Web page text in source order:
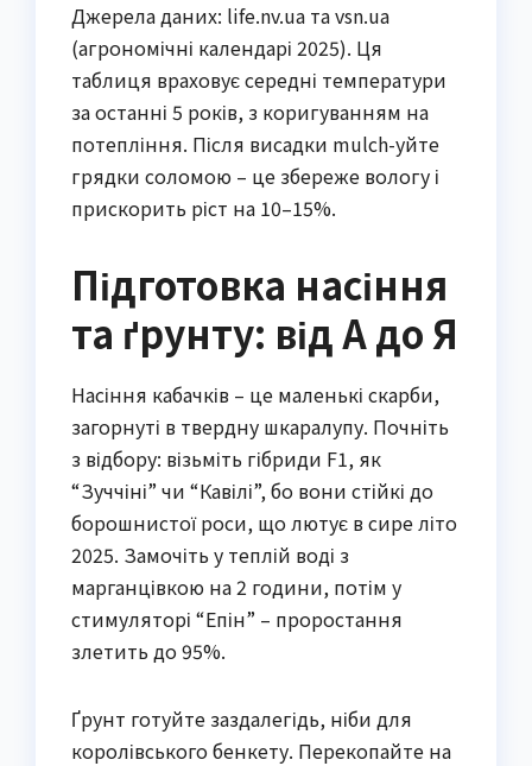
Джерела даних: life.nv.ua та vsn.ua
(агрономічні календарі 2025). Ця
таблиця враховує середні температури
за останні 5 років, з коригуванням на
потепління. Після висадки mulch-уйте
грядки соломою – це збереже вологу і
прискорить ріст на 10–15%.
Підготовка насіння
та ґрунту: від А до Я
Насіння кабачків – це маленькі скарби,
загорнуті в твердну шкаралупу. Почніть
з відбору: візьміть гібриди F1, як
“Зуччіні” чи “Кавілі”, бо вони стійкі до
борошнистої роси, що лютує в сире літо
2025. Замочіть у теплій воді з
марганцівкою на 2 години, потім у
стимуляторі “Епін” – проростання
злетить до 95%.
Ґрунт готуйте заздалегідь, ніби для
королівського бенкету. Перекопайте на